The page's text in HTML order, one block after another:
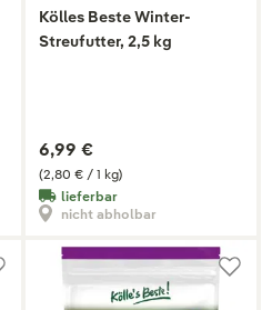
Kölles Beste Winter-
Streufutter, 2,5 kg
(2,80 € / 1 kg)
6,99 €
lieferbar
nicht abholbar